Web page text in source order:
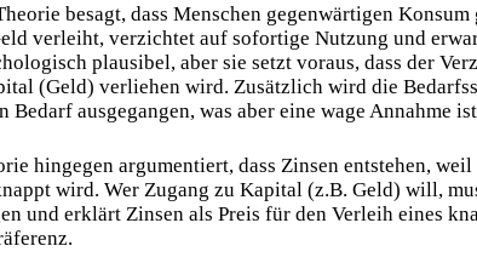
besagt, dass Menschen gegenwärtigen
verleiht, verzichtet auf sofortige Nutzung und
plausibel, aber sie setzt voraus, dass der
(Geld) verliehen wird. Zusätzlich wird die
Bedarf ausgegangen, was aber eine wage Annahme
hingegen argumentiert, dass Zinsen entstehen,
wird. Wer Zugang zu Kapital (z.B. Geld) will,
und erklärt Zinsen als Preis für den Verleih eines